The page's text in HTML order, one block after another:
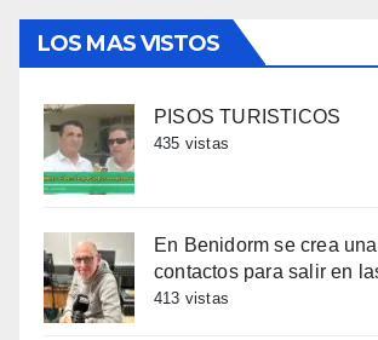
LOS MAS VISTOS
PISOS TURISTICOS
435 vistas
En Benidorm se crea
contactos para salir en
413 vistas